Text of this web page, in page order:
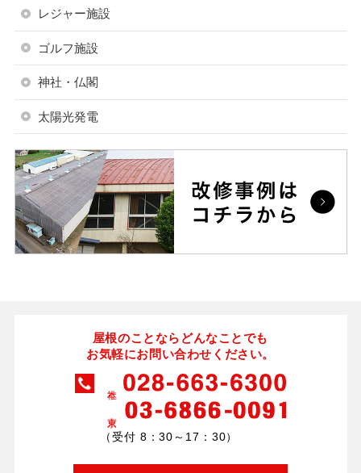
レジャー施設
ゴルフ施設
神社・仏閣
太陽光発電
屋根のことならどんなことでも
お気軽にお問い合わせください。
（受付 8：30～17：30）